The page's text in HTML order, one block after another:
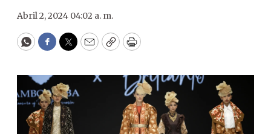
Abril 2, 2024 04:02 a. m.
WhatsApp
Facebook
Twitter
EmailCopyPrint